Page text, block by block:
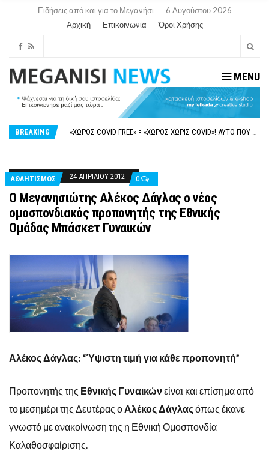
Ειδήσεις από και για το Μεγανήσι
6 Αυγούστου 2026
Αρχική
Επικοινωνία Όροι Χρήσης
MENU
BREAKING
ΝΥΔΡΊ:ΠΙΆΣΤΗΚΑΝ ΣΤΟ ΞΎΛΟ ΟΙ ΙΔΙΟΚΤΉΤΕΣ ΤΟΥΡΙΣΤΙΚΏΝ ΣΚΑΦΏΝ.
«ΧΏΡΟΣ COVID FREE» = «ΧΏΡΟΣ ΧΩΡΊΣ COVID»! ΑΥΤΌ ΠΟΥ ΚΑΝΕΊΣ ΔΕΝ ΈΧΕΙ ΤΟΛΜΉΣΕΙ ΝΑ ΡΩΤΉΣΕΙ
ΠΕΡΊ ΑΝΑΣΤΟΛΉΣ ΝΗΠΙΑΓΩΓΕΊΩΝ ΣΤΗ ΛΕΥΚΆΔΑ
ΑΘΛΗΤΙΣΜΌΣ
24 ΑΠΡΙΛΊΟΥ 2012 0
Ο Μεγανησιώτης Αλέκος Δάγλας ο νέος
ομοσπονδιακός προπονητής της Εθνικής
Oμάδας Μπάσκετ Γυναικών
Αλέκος Δάγλας: “Ύψιστη τιμή για κάθε προπονητή”
Προπονητής της Εθνικής Γυναικώνείναι και επίσημα από
το μεσημέρι της Δευτέρας ο Αλέκος Δάγλαςόπως έκανε
γνωστό με ανακοίνωση της η Εθνική Ομοσπονδία
Καλαθοσφαίρισης.